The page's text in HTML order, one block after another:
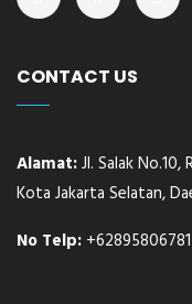
CONTACT US
Alamat:Jl. Salak
Kota Jakarta Selatan,
No Telp: